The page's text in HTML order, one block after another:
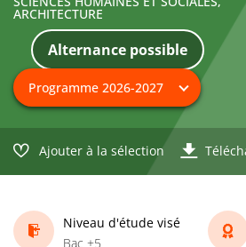
ARCHITECTURE
Alternance possible
Ajouter à la sélection
Niveau d'étude visé
Bac +5